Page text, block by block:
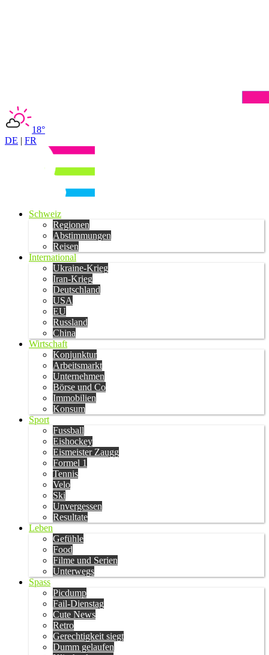
18°
DE | FR
Schweiz
Regionen
Abstimmungen
Reisen
International
Ukraine-Krieg
Iran-Krieg
Deutschland
USA
EU
Russland
China
Wirtschaft
Konjunktur
Arbeitsmarkt
Unternehmen
Börse und Co
Immobilien
Konsum
Sport
Fussball
Eishockey
Eismeister Zaugg
Formel 1
Tennis
Velo
Ski
Unvergessen
Resultate
Leben
Gefühle
Food
Filme und Serien
Unterwegs
Spass
Picdump
Fail-Dienstag
Cute News
Retro
Gerechtigkeit siegt
Dumm gelaufen